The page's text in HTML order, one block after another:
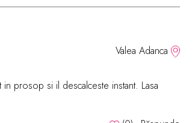
Valea Adanca
prosop si il descalceste instant. Lasa